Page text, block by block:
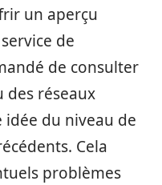
un aperçu
de
de consulter
des réseaux
du niveau de
Cela
problèmes